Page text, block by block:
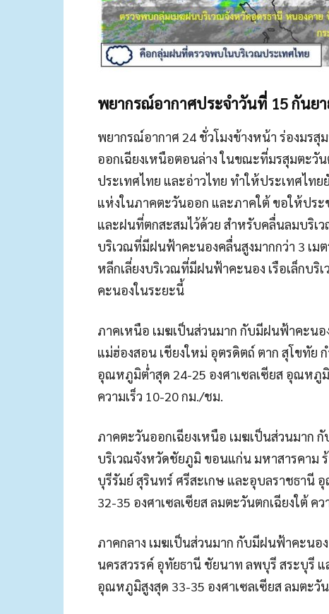
พยากรณ์อากาศประจำวันที่ 15 กันย
พยากรณ์อากาศ 24 ชั่วโมงข้างหน้า ร่องมร
ออกเฉียงเหนือตอนล่าง ในขณะที่มรสุมตะวั
ประเทศไทย และอ่าวไทย ทำให้ประเทศไ
แห่งในภาคตะวันออก และภาคใต้ ขอให้ปร
และฝนที่ตกสะสมไว้ด้วย สำหรับคลื่นลมบริเ
บริเวณที่มีฝนฟ้าคะนองคลื่นสูงมากกว่า 3 เม
หลีกเลี่ยงบริเวณที่มีฝนฟ้าคะนอง เรือเล็กบ
คะนองในระยะนี้
ภาคเหนือ เมฆเป็นส่วนมาก กับมีฝนฟ้าคะน
แม่ฮ่องสอน เชียงใหม่ อุตรดิตถ์ ตาก สุโขทั
อุณหภูมิต่ำสุด 24-25 องศาเซลเซียส อุณหภูมิ
ความเร็ว 10-20 กม./ชม.
ภาคตะวันออกเฉียงเหนือ เมฆเป็นส่วนมาก
บริเวณจังหวัดชัยภูมิ ขอนแก่น มหาสารคาม
บุรีรัมย์ สุรินทร์ ศรีสะเกษ และอุบลราชธานี
32-35 องศาเซลเซียส ลมตะวันตกเฉียงใต้ คว
ภาคกลาง เมฆเป็นส่วนมาก กับมีฝนฟ้าคะนอ
นครสวรรค์ อุทัยธานี ชัยนาท ลพบุรี สระบุรี
อุณหภูมิสูงสุด 33-35 องศาเซลเซียส ลมตะวัน